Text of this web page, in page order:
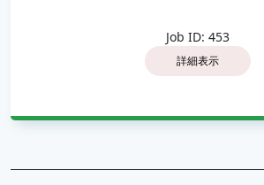
Job ID: 453
詳細表示